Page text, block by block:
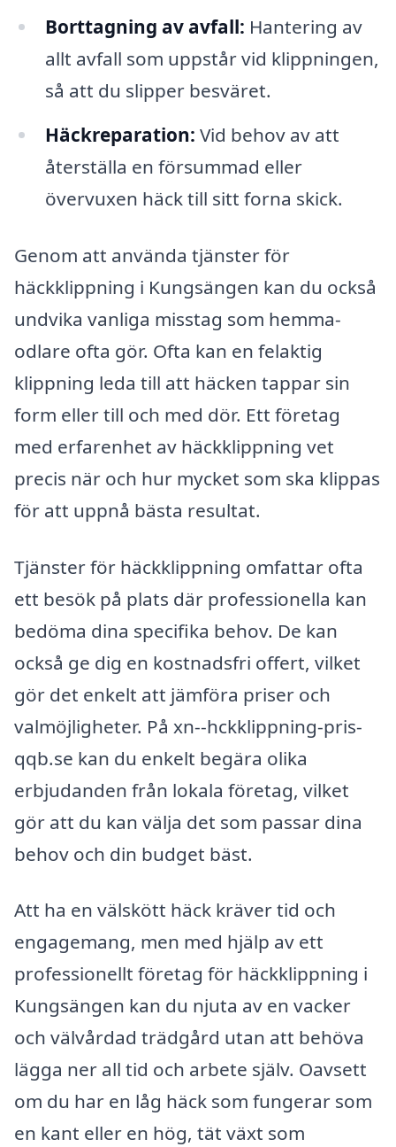
Borttagning av avfall: Hantering av
allt avfall som uppstår vid klippningen,
så att du slipper besväret.
Häckreparation: Vid behov av att
återställa en försummad eller
övervuxen häck till sitt forna skick.
Genom att använda tjänster för
häckklippning i Kungsängen kan du också
undvika vanliga misstag som hemma-
odlare ofta gör. Ofta kan en felaktig
klippning leda till att häcken tappar sin
form eller till och med dör. Ett företag
med erfarenhet av häckklippning vet
precis när och hur mycket som ska klippas
för att uppnå bästa resultat.
Tjänster för häckklippning omfattar ofta
ett besök på plats där professionella kan
bedöma dina specifika behov. De kan
också ge dig en kostnadsfri offert, vilket
gör det enkelt att jämföra priser och
valmöjligheter. På xn--hckklippning-pris-
qqb.se kan du enkelt begära olika
erbjudanden från lokala företag, vilket
gör att du kan välja det som passar dina
behov och din budget bäst.
Att ha en välskött häck kräver tid och
engagemang, men med hjälp av ett
professionellt företag för häckklippning i
Kungsängen kan du njuta av en vacker
och välvårdad trädgård utan att behöva
lägga ner all tid och arbete själv. Oavsett
om du har en låg häck som fungerar som
en kant eller en hög, tät växt som